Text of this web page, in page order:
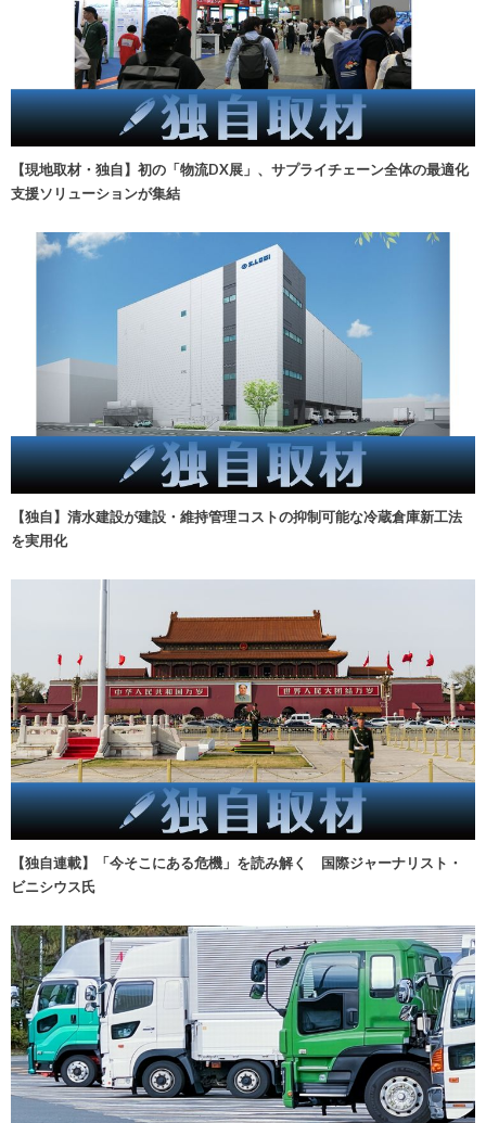
【現地取材・独自】初の「物流DX展」、サプライチェーン全体の最適化
支援ソリューションが集結
【独自】清水建設が建設・維持管理コストの抑制可能な冷蔵倉庫新工法
を実用化
【独自連載】「今そこにある危機」を読み解く 国際ジャーナリスト・
ビニシウス氏